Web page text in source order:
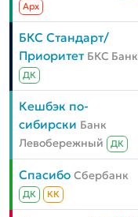
Aрх
БКС Стандарт/
Приоритет БКС Банк
ДК
Кешбэк по-
сибирски Банк
Левобережный
ДК
Спасибо Сбербанк
ДК КК